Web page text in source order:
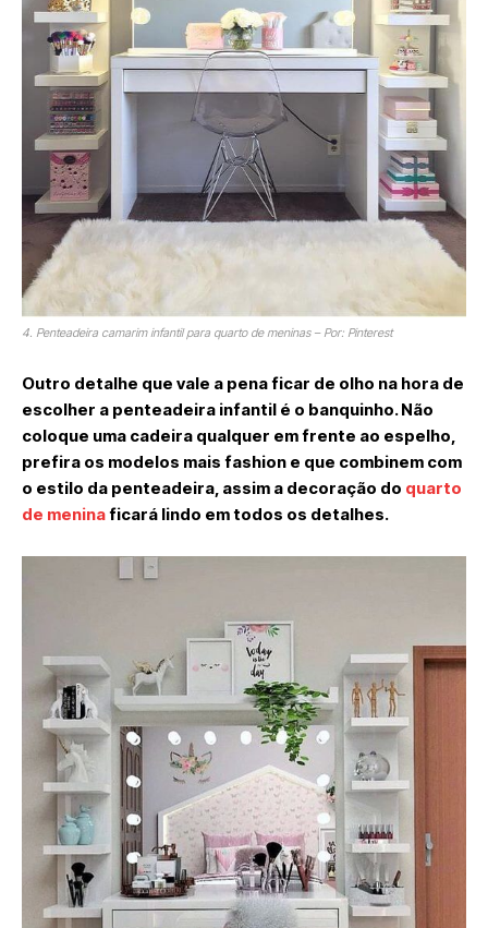
4. Penteadeira camarim infantil para quarto de meninas – Por: Pinterest
Outro detalhe que vale a pena ficar de olho na hora de
escolher a penteadeira infantil é o banquinho. Não
coloque uma cadeira qualquer em frente ao espelho,
prefira os modelos mais fashion e que combinem com
o estilo da penteadeira, assim a decoração do quarto
de meninaficará lindo em todos os detalhes.